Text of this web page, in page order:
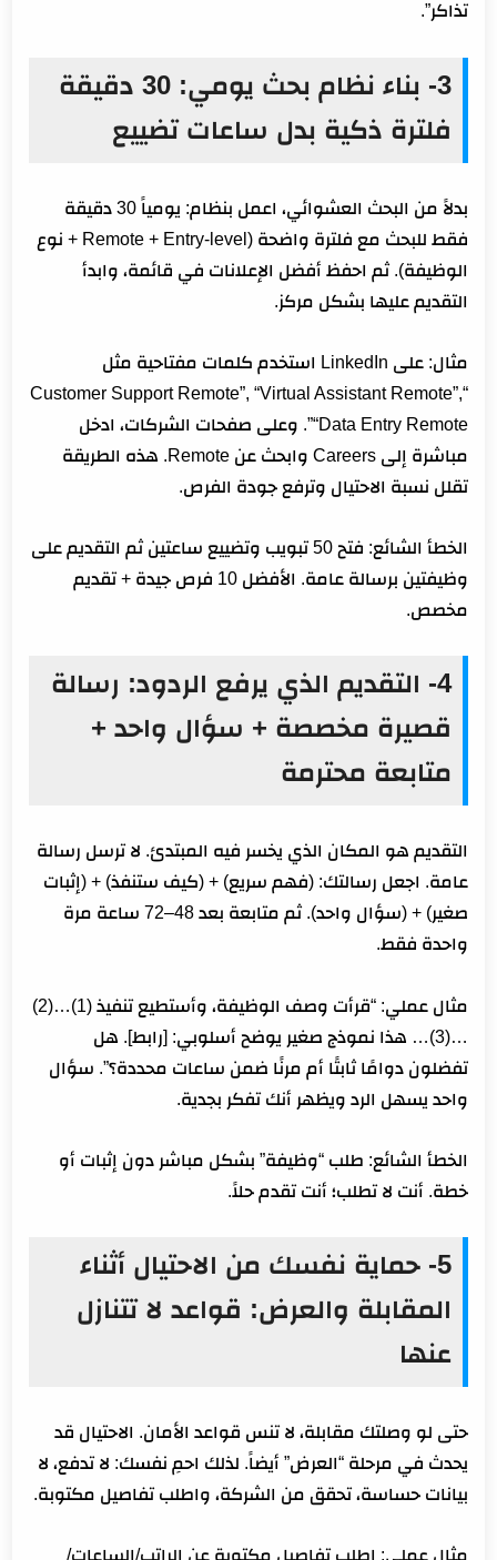
تذاكر”.
3- بناء نظام بحث يومي: 30 دقيقة
فلترة ذكية بدل ساعات تضييع
بدلاً من البحث العشوائي، اعمل بنظام: يومياً 30 دقيقة
فقط للبحث مع فلترة واضحة (Remote + Entry-level + نوع
الوظيفة). ثم احفظ أفضل الإعلانات في قائمة، وابدأ
التقديم عليها بشكل مركز.
مثال: على LinkedIn استخدم كلمات مفتاحية مثل
“Customer Support Remote”, “Virtual Assistant Remote”,
“Data Entry Remote”. وعلى صفحات الشركات، ادخل
مباشرة إلى Careers وابحث عن Remote. هذه الطريقة
تقلل نسبة الاحتيال وترفع جودة الفرص.
الخطأ الشائع: فتح 50 تبويب وتضييع ساعتين ثم التقديم على
وظيفتين برسالة عامة. الأفضل 10 فرص جيدة + تقديم
مخصص.
4- التقديم الذي يرفع الردود: رسالة
قصيرة مخصصة + سؤال واحد +
متابعة محترمة
التقديم هو المكان الذي يخسر فيه المبتدئ. لا ترسل رسالة
عامة. اجعل رسالتك: (فهم سريع) + (كيف ستنفذ) + (إثبات
صغير) + (سؤال واحد). ثم متابعة بعد 48–72 ساعة مرة
واحدة فقط.
مثال عملي: “قرأت وصف الوظيفة، وأستطيع تنفيذ (1)…(2)
…(3)… هذا نموذج صغير يوضح أسلوبي: [رابط]. هل
تفضلون دوامًا ثابتًا أم مرنًا ضمن ساعات محددة؟”. سؤال
واحد يسهل الرد ويظهر أنك تفكر بجدية.
الخطأ الشائع: طلب “وظيفة” بشكل مباشر دون إثبات أو
خطة. أنت لا تطلب؛ أنت تقدم حلاً.
5- حماية نفسك من الاحتيال أثناء
المقابلة والعرض: قواعد لا تتنازل
عنها
حتى لو وصلتك مقابلة، لا تنس قواعد الأمان. الاحتيال قد
يحدث في مرحلة “العرض” أيضاً. لذلك احمِ نفسك: لا تدفع، لا
بيانات حساسة، تحقق من الشركة، واطلب تفاصيل مكتوبة.
مثال عملي: اطلب تفاصيل مكتوبة عن الراتب/الساعات/